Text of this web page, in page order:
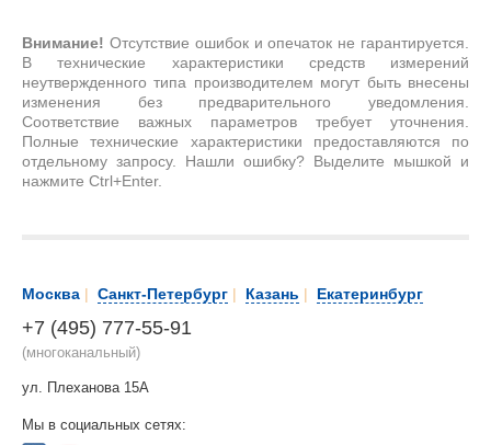
Внимание! Отсутствие ошибок и опечаток не гарантируется.
В технические характеристики средств измерений
неутвержденного типа производителем могут быть внесены
изменения без предварительного уведомления.
Соответствие важных параметров требует уточнения.
Полные технические характеристики предоставляются по
отдельному запросу. Нашли ошибку? Выделите мышкой и
нажмите Ctrl+Enter.
Москва | Санкт-Петербург | Казань | Екатеринбург
+7 (495) 777-55-91
(многоканальный)
ул. Плеханова 15А
Мы в социальных сетях: